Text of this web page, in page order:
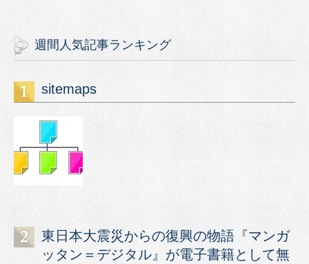
週間人気記事ランキング
sitemaps
東日本大震災からの復興の物語『マンガ
ッタン＝デジタル』が電子書籍として無